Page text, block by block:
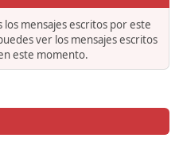
mensajes escritos por este
ver los mensajes escritos
este momento.